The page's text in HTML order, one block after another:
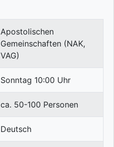
Apostolischen
Gemeinschaften (NAK,
VAG)
Sonntag 10:00 Uhr
ca. 50-100 Personen
Deutsch